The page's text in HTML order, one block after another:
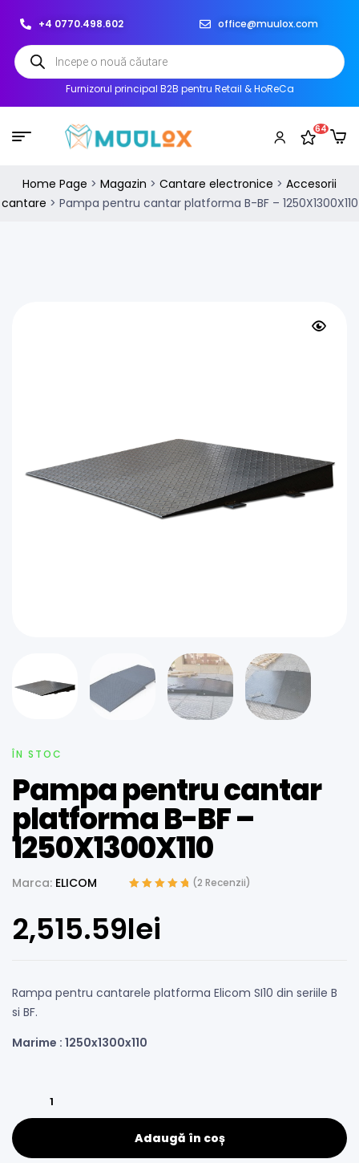
+4 0770.498.602 office@muulox.com
Furnizorul principal B2B pentru Retail & HoReCa
64
Home Page > Magazin > Cantare electronice > Accesorii
cantare > Pampa pentru cantar platforma B-BF – 1250X1300X110
ÎN STOC
Pampa pentru cantar
platforma B-BF –
1250X1300X110
Marca: ELICOM
unei singure
(2 Recenzii)
2,515.59lei
Rampa pentru cantarele platforma Elicom SI10 din seriile B
si BF.
Marime : 1250x1300x110
Adaugă în coș